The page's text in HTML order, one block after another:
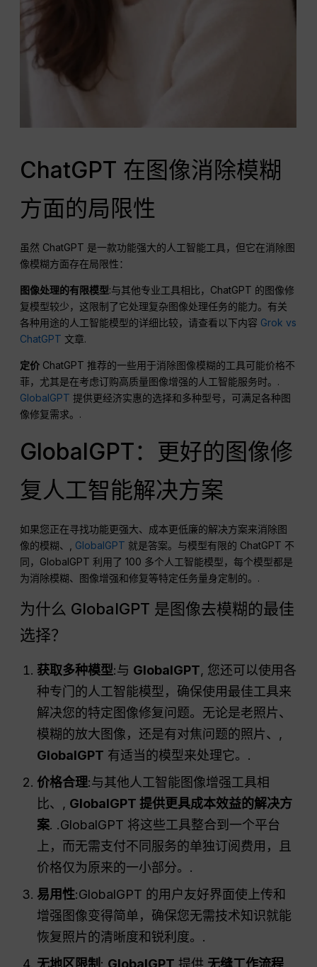
ChatGPT 在图像消除模糊
方面的局限性
虽然 ChatGPT 是一款功能强大的人工智能工具，但它在消除图
像模糊方面存在局限性：
图像处理的有限模型:与其他专业工具相比，ChatGPT 的图像修
复模型较少，这限制了它处理复杂图像处理任务的能力。有关
各种用途的人工智能模型的详细比较，请查看以下内容 Grok vs
ChatGPT 文章.
定价 ChatGPT 推荐的一些用于消除图像模糊的工具可能价格不
菲，尤其是在考虑订购高质量图像增强的人工智能服务时。.
GlobalGPT 提供更经济实惠的选择和多种型号，可满足各种图
像修复需求。.
GlobalGPT：更好的图像修
复人工智能解决方案
如果您正在寻找功能更强大、成本更低廉的解决方案来消除图
像的模糊、, GlobalGPT 就是答案。与模型有限的 ChatGPT 不
同，GlobalGPT 利用了 100 多个人工智能模型，每个模型都是
为消除模糊、图像增强和修复等特定任务量身定制的。.
为什么 GlobalGPT 是图像去模糊的最佳
选择？
获取多种模型:与 GlobalGPT, 您还可以使用各
种专门的人工智能模型，确保使用最佳工具来
解决您的特定图像修复问题。无论是老照片、
模糊的放大图像，还是有对焦问题的照片、,
GlobalGPT 有适当的模型来处理它。.
价格合理:与其他人工智能图像增强工具相
比、, GlobalGPT 提供更具成本效益的解决方
案. .GlobalGPT 将这些工具整合到一个平台
上，而无需支付不同服务的单独订阅费用，且
价格仅为原来的一小部分。.
易用性:GlobalGPT 的用户友好界面使上传和
增强图像变得简单，确保您无需技术知识就能
恢复照片的清晰度和锐利度。.
无地区限制 : GlobalGPT 提供 无缝工作流程